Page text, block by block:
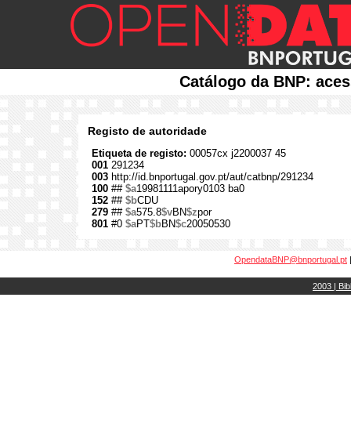
Catálogo da BNP:
Registo de autoridade
Etiqueta de registo: 00057cx j2200037 45
001 291234
003 http://id.bnportugal.gov.pt/aut/catbnp/291234
100 ## $a19981111apory0103 ba0
152 ## $bCDU
279 ## $a575.8$vBN$zpor
801 #0 $aPT$bBN$c20050530
OpendataBNP@bnportugal.pt
2003 |